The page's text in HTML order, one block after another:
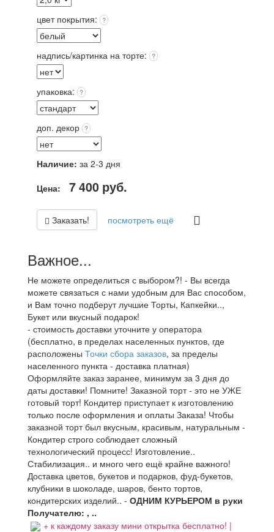
цвет покрытия: ?
надпись/картинка на торте: ?
упаковка: ?
доп. декор ?
Наличие: за 2-3 дня
Цена:
7 400 руб.
Заказать! посмотреть ещё
Важное...
Не можете определиться с выбором?! - Вы всегда
можете связаться с нами удобным для Вас способом,
и Вам точно подберут лучшие Торты, Капкейки..,
Букет или вкусный подарок!
- стоимость доставки уточните у оператора
(бесплатно, в пределах населенных пунктов, где
расположены Точки сбора заказов, за пределы
населенного пункта - доставка платная)
Оформляйте заказ заранее, минимум за 3 дня до
даты доставки! Помните! Заказной торт - это не УЖЕ
готовый торт! Кондитер приступает к изготовлению
только после оформления и оплаты Заказа! Чтобы
заказной торт был вкусным, красивым, натуральным -
Кондитер строго соблюдает сложный
технологический процесс! Изготовление..
Стабилизация.. и много чего ещё крайне важного!
Доставка цветов, букетов и подарков, фуд-букетов,
клубники в шоколаде, шаров, бенто тортов,
кондитерских изделий.. - ОДНИМ КУРЬЕРОМ в руки
Получателю: , ..
+ к каждому заказу мини открытка бесплатно! |